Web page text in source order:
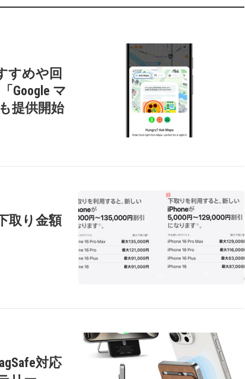
すめや回
Google マ
提供開始
取り金額
対応